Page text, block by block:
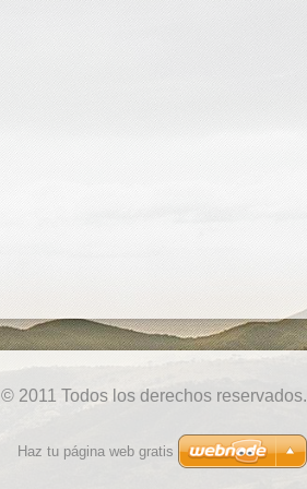
© 2011 Todos los derechos reservados.
Haz tu página web gratis